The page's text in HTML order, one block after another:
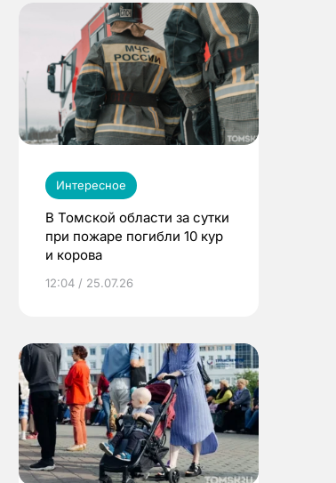
Интересное
В Томской области за сутки
при пожаре погибли 10 кур
и корова
12:04 / 25.07.26